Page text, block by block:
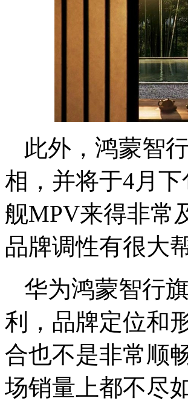
此外，鸿蒙智
相，并将于4月
舰MPV来得非常
品牌调性有很大
华为鸿蒙智行
利，品牌定位和
合也不是非常顺
场销量上都不尽